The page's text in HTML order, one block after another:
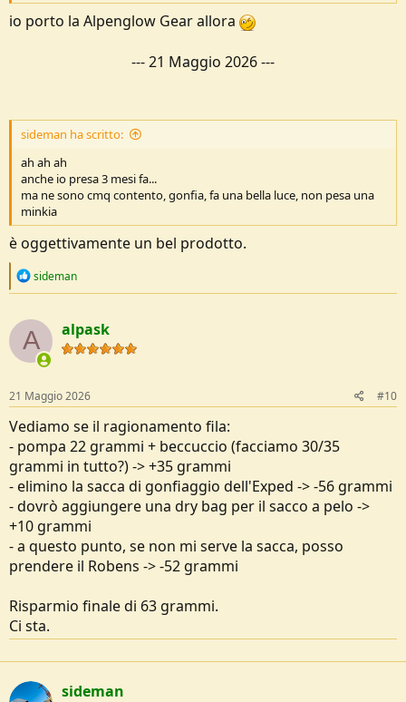
io porto la Alpenglow Gear allora
---21 Maggio 2026---
sideman ha scritto:
ah ah ah
anche io presa 3 mesi fa...
ma ne sono cmq contento, gonfia, fa una bella luce, non pesa una
minkia
è oggettivamente un bel prodotto.
R
c
t
i
o
s
:
sideman
A alpask
21 Maggio 2026 #10
Vediamo se il ragionamento fila:
- pompa 22 grammi + beccuccio (facciamo 30/35
grammi in tutto?) -> +35 grammi
- elimino la sacca di gonfiaggio dell'Exped -> -56 grammi
- dovrò aggiungere una dry bag per il sacco a pelo ->
+10 grammi
- a questo punto, se non mi serve la sacca, posso
prendere il Robens -> -52 grammi
Risparmio finale di 63 grammi.
Ci sta.
sideman